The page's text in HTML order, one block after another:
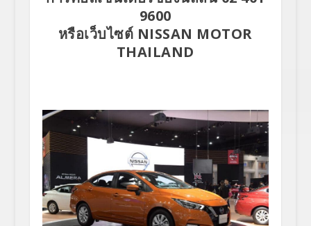
9600
หรือเว็บไซต์ NISSAN MOTOR
THAILAND